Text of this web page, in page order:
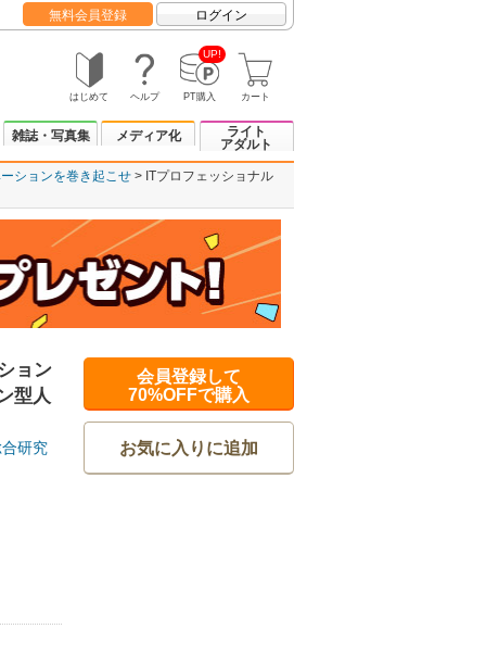
無料会員登録 ログイン
はじめて ヘルプ
UP!
PT購入 カート
雑誌・写真集 メディア化
ライト
アダルト
ションを巻き起こせ ITプロフェッショナル
ョン
型人
研究
会員登録して
70%OFFで購入
お気に入りに追加